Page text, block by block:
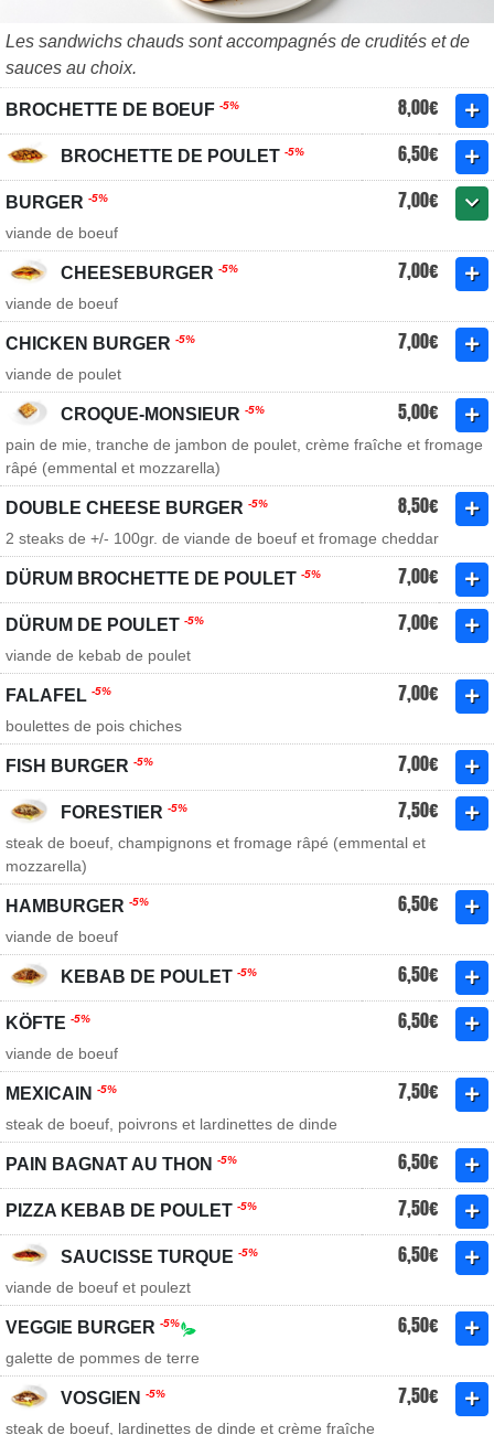
Les sandwichs chauds sont accompagnés de crudités et de
sauces au choix.
BROCHETTE DE BOEUF -5% 8,00€
BROCHETTE DE POULET -5% 6,50€
BURGER -5% 7,00€
viande de boeuf
CHEESEBURGER -5% 7,00€
viande de boeuf
CHICKEN BURGER -5% 7,00€
viande de poulet
CROQUE-MONSIEUR -5% 5,00€
pain de mie, tranche de jambon de poulet, crème fraîche et fromage
râpé (emmental et mozzarella)
DOUBLE CHEESE BURGER -5% 8,50€
2 steaks de +/- 100gr. de viande de boeuf et fromage cheddar
DÜRUM BROCHETTE DE POULET -5% 7,00€
DÜRUM DE POULET -5% 7,00€
viande de kebab de poulet
FALAFEL -5% 7,00€
boulettes de pois chiches
FISH BURGER -5% 7,00€
FORESTIER -5% 7,50€
steak de boeuf, champignons et fromage râpé (emmental et
mozzarella)
HAMBURGER -5% 6,50€
viande de boeuf
KEBAB DE POULET -5% 6,50€
KÖFTE -5% 6,50€
viande de boeuf
MEXICAIN -5% 7,50€
steak de boeuf, poivrons et lardinettes de dinde
PAIN BAGNAT AU THON -5% 6,50€
PIZZA KEBAB DE POULET -5% 7,50€
SAUCISSE TURQUE -5% 6,50€
viande de boeuf et poulezt
VEGGIE BURGER -5% 6,50€
galette de pommes de terre
VOSGIEN -5% 7,50€
steak de boeuf, lardinettes de dinde et crème fraîche